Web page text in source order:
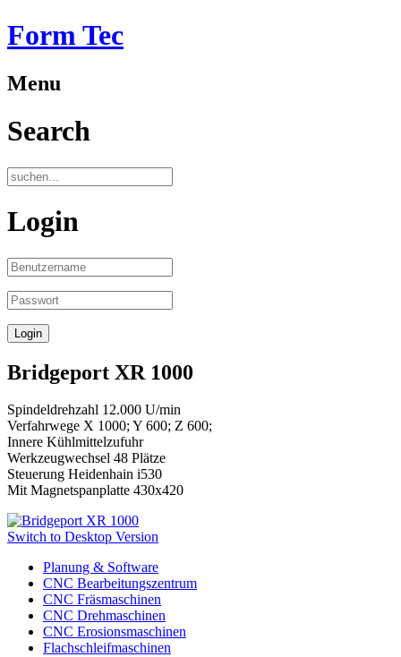
Form Tec
Menu
Search
Login
Bridgeport XR 1000
Spindeldrehzahl 12.000 U/min
Verfahrwege X 1000; Y 600; Z 600;
Innere Kühlmittelzufuhr
Werkzeugwechsel 48 Plätze
Steuerung Heidenhain i530
Mit Magnetspanplatte 430x420
Switch to Desktop Version
Planung & Software
CNC Bearbeitungszentrum
CNC Fräsmaschinen
CNC Drehmaschinen
CNC Erosionsmaschinen
Flachschleifmaschinen